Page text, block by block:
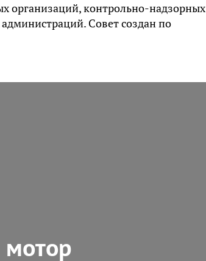
организаций, контрольно-надзорных
Совет создан по
мотор